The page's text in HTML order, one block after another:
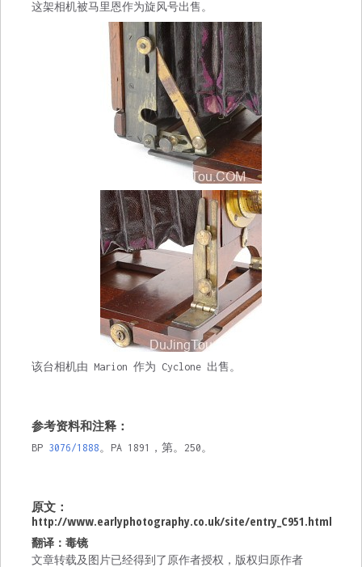
这架相机被马里恩作为旋风号出售。
该台相机由 Marion 作为 Cyclone 出售。
参考资料和注释：
BP 3076/1888。PA 1891，第。250。
原文：
http://www.earlyphotography.co.uk/site/entry_C951.html
翻译：毒镜
文章转载及图片已经得到了原作者授权，版权归原作者